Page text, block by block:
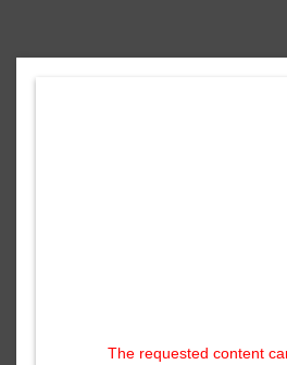
The requested content